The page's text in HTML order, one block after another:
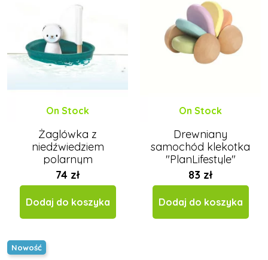
On Stock
Żaglówka z
niedźwiedziem
polarnym
74 zł
Dodaj do koszyka
On Stock
Drewniany
samochód klekotka
"PlanLifestyle"
83 zł
Dodaj do koszyka
Nowość